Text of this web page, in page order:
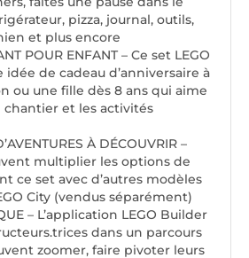
pizza, journal, outils,
et plus encore
POUR ENFANT – Ce set LEGO
de cadeau d’anniversaire à
ou une fille dès 8 ans qui aime
chantier et les activités
À DÉCOUVRIR –
multiplier les options de
ce set avec d’autres modèles
City (vendus séparément)
– L’application LEGO Builder
dans un parcours
zoomer, faire pivoter leurs